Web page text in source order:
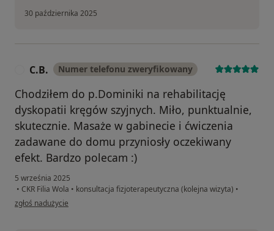
30 października 2025
C.B. Numer telefonu zweryfikowany
Chodziłem do p.Dominiki na rehabilitację
dyskopatii kręgów szyjnych. Miło, punktualnie,
skutecznie. Masaże w gabinecie i ćwiczenia
zadawane do domu przyniosły oczekiwany
efekt. Bardzo polecam :)
5 września 2025
• CKR Filia Wola • konsultacja fizjoterapeutyczna (kolejna wizyta) •
w opinii użytkownika C.B.
zgłoś nadużycie